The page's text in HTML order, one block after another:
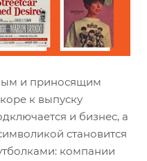
и приносящим
к выпуску
и бизнес, а
становится
компании